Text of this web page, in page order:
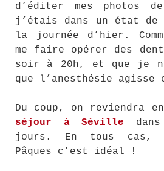
d’éditer mes photos
j’étais dans un état
la journée d’hier.
me faire opérer des
soir à 20h, et que je
que l’anesthésie agisse
Du coup, on reviendra
séjour à Séville
jours. En tous cas,
Pâques c’est idéal !